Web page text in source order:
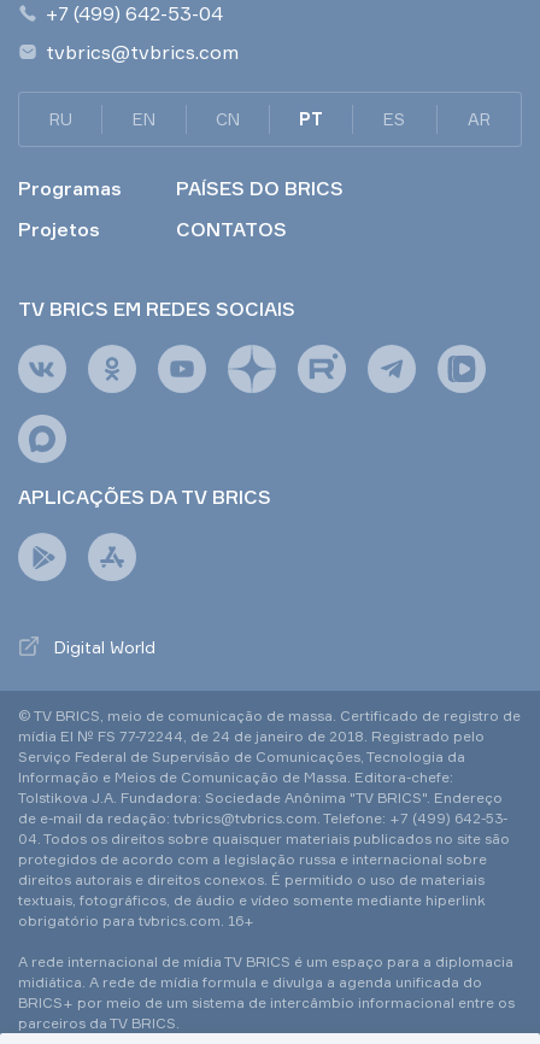
+7 (499) 642-53-04
tvbrics@tvbrics.com
RU EN CN PT ES AR
Programas
Projetos
PAÍSES DO BRICS
CONTATOS
TV BRICS EM REDES SOCIAIS
APLICAÇÕES DA TV BRICS
Digital World
© TV BRICS, meio de comunicação de massa. Certificado de registro de
mídia El № FS 77-72244, de 24 de janeiro de 2018. Registrado pelo
Serviço Federal de Supervisão de Comunicações, Tecnologia da
Informação e Meios de Comunicação de Massa. Editora-chefe:
Tolstikova J.A. Fundadora: Sociedade Anônima "TV BRICS". Endereço
de e-mail da redação: tvbrics@tvbrics.com. Telefone: +7 (499) 642-53-
04. Todos os direitos sobre quaisquer materiais publicados no site são
protegidos de acordo com a legislação russa e internacional sobre
direitos autorais e direitos conexos. É permitido o uso de materiais
textuais, fotográficos, de áudio e vídeo somente mediante hiperlink
obrigatório para tvbrics.com. 16+
A rede internacional de mídia TV BRICS é um espaço para a diplomacia
midiática. A rede de mídia formula e divulga a agenda unificada do
BRICS+ por meio de um sistema de intercâmbio informacional entre os
parceiros da TV BRICS.